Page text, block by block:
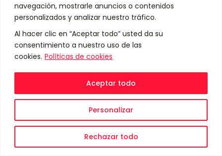
navegación, mostrarle anuncios o contenidos
personalizados y analizar nuestro tráfico.
Al hacer clic en “Aceptar todo” usted da su
consentimiento a nuestro uso de las
cookies. Políticas de cookies
Personalizar
Rechazar todo
Aceptar todo